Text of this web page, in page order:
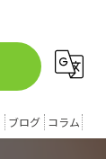
ブログ コラム